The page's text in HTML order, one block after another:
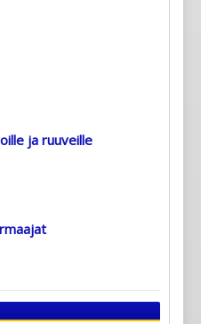
ja ruuveille